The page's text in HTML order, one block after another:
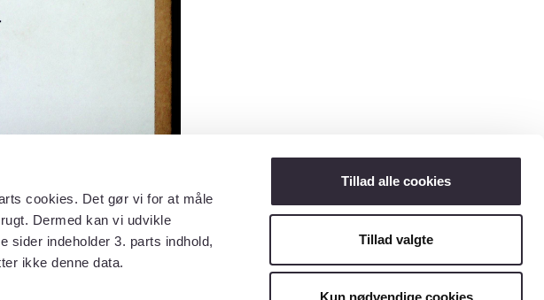
cookies. Det gør vi for at måle
Dermed kan vi udvikle
sider indeholder 3. parts indhold,
ikke denne data.
Tillad alle cookies
Tillad valgte
Kun nødvendige cookies